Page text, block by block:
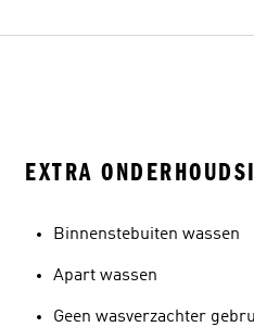
EXTRA
Binnenstebuiten wassen
Apart wassen
Geen wasverzachter